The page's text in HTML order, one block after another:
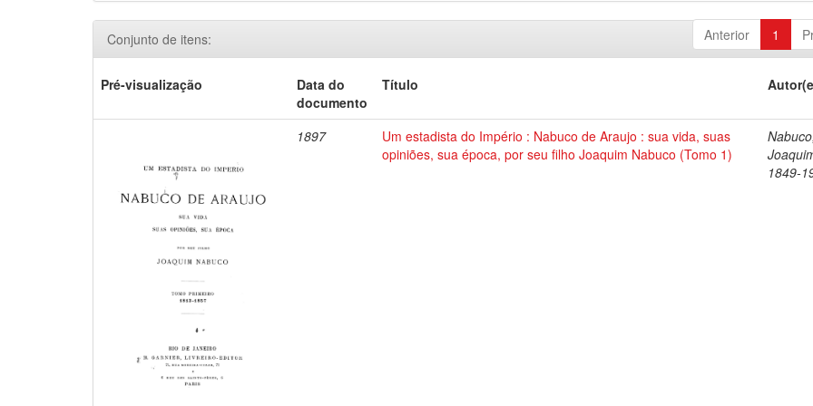
Anterior 1
Conjunto de itens:
Pré-visualização
Data do
documento
Título
1897
Um estadista do Império : Nabuco de Araujo : sua vida, suas
opiniões, sua época, por seu filho Joaquim Nabuco (Tomo 1)
Nabuco,
1849-